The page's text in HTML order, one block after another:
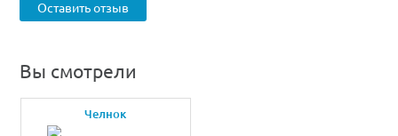
Оставить отзыв
Вы смотрели
Челнок